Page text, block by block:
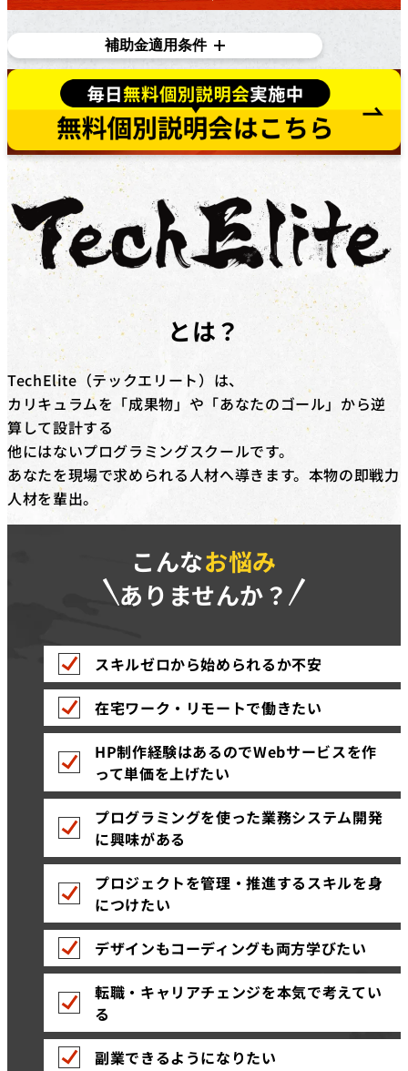
補助金適用条件
対象条件
在職者であり、​雇用主の​変更を​伴う​転職を​目指している
方で​あれば、​正社員、​契約・派遣社員、​パートや​アルバ
イトの​方など、​幅広く​ご利用いただけます。詳しくは無
料個別相談にてご相談ください。
対象コース
キャッシュバックを​受けられる​コースは​「動画編集道場
Pro」​「広告運用道場」​「TechElite」​「LINE道場」
「動画デザイン道場」「YouTubeディレクター道場」
「LPO道場」「SNSデザイン道場」​です。
補助金の詳細
対象コースを​受講修了した​際に、​受講料(税抜)の​50%相
当額を​給付いたします。​さらに、​弊社紹介経由の転職
後、1年間継続就業で追加の受講料(税抜)20%相当額を
給付いたします。
※リスキリング補助金の予算に達し次第終了となりま
す。
とは？
TechElite（テックエリート）は、
カリキュラムを「成果物」や「あなたのゴール」から逆
算して設計する
他にはないプログラミングスクールです。
あなたを現場で求められる人材へ導きます。本物の即戦力
人材を輩出。
こんなお悩み
ありませんか？
スキルゼロから始められるか不安
在宅ワーク・リモートで働きたい
HP制作経験はあるのでWebサービスを作
って単価を上げたい
プログラミングを使った業務システム開発
に興味がある
プロジェクトを管理・推進するスキルを身
につけたい
デザインもコーディングも両方学びたい
転職・キャリアチェンジを本気で考えてい
る
副業できるようになりたい